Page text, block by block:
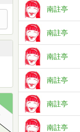
南註亭
南註亭
南註亭
南註亭
南註亭
南註亭